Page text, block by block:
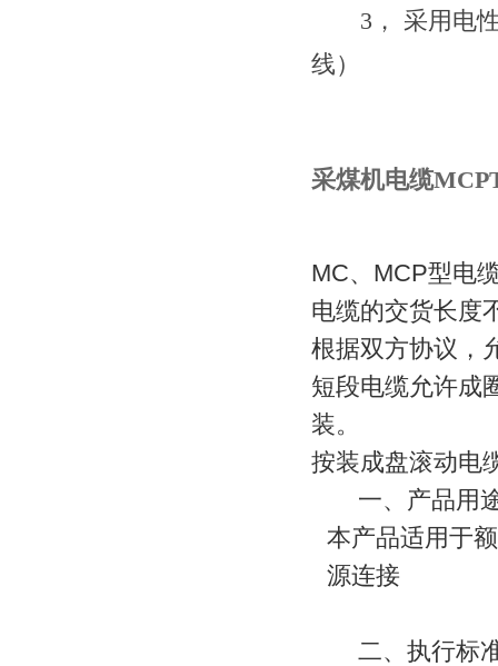
3 ，
采用电
线）
采煤机电缆
MC、MCP型电
电缆的交货长度
根据双方协议，
短段电缆允许成
装。
按装成盘滚动电
一、产品用
本产品适用于
源连接
二、执行标